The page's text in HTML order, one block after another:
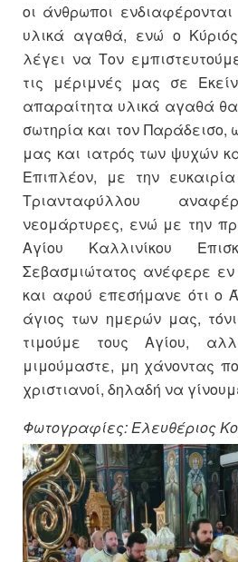
οι άνθρωποι
υλικά αγαθά, ενώ ο
λέγει να Τον
τις μέριμνές μας σε
απαραίτητα υλικά αγαθά
σωτηρία και τον Παράδεισο,
μας και ιατρός των ψυχών
Επιπλέον, με την
Τριανταφύλλου
νεομάρτυρες, ενώ με την
Αγίου Καλλινίκου
Σεβασμιώτατος ανέφερε εν
και αφού επεσήμανε ότι ο
άγιος των ημερών μας,
τιμούμε τους Αγίου,
μιμούμαστε, μη χάνοντας
χριστιανοί, δηλαδή να
Φωτογραφίες: Ελευθέριος